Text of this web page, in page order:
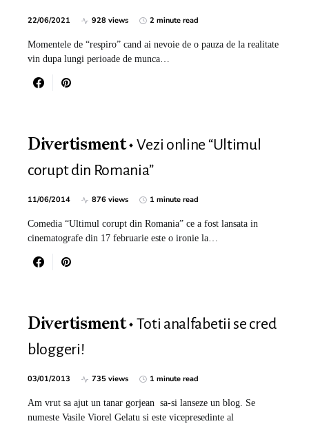
22/06/2021 928 views 2 minute read
Momentele de “respiro” cand ai nevoie de o pauza de la realitate
vin dupa lungi perioade de munca…
Divertisment
Vezi online “Ultimul
corupt din Romania”
11/06/2014 876 views 1 minute read
Comedia “Ultimul corupt din Romania” ce a fost lansata in
cinematografe din 17 februarie este o ironie la…
Divertisment
Toti analfabetii se cred
bloggeri!
03/01/2013 735 views 1 minute read
Am vrut sa ajut un tanar gorjean sa-si lanseze un blog. Se
numeste Vasile Viorel Gelatu si este vicepresedinte al